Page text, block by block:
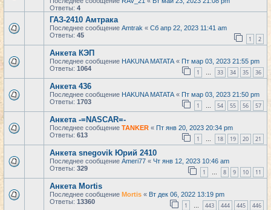
Ответы: 4
ГАЗ-2410 Амтрака
Последнее сообщение Amtrak « Сб апр 22, 2023 11:41 am
Ответы: 45 1 2
Анкета КЭП
Последнее сообщение HAKUNA MATATA « Пт мар 03, 2023 21:55 pm
Ответы: 1064 1 … 33 34 35 36
Анкета 436
Последнее сообщение HAKUNA MATATA « Пт мар 03, 2023 21:50 pm
Ответы: 1703 1 … 54 55 56 57
Анкета -=NASCAR=-
Последнее сообщение TANKER « Пт янв 20, 2023 20:34 pm
Ответы: 613 1 … 18 19 20 21
Анкета snegovik Юрий 2410
Последнее сообщение Ameri77 « Чт янв 12, 2023 10:46 am
Ответы: 329 1 … 8 9 10 11
Анкета Mortis
Последнее сообщение Mortis « Вт дек 06, 2022 13:19 pm
Ответы: 13360 1 … 443 444 445 446